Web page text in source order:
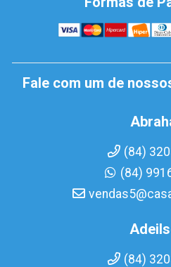
Fale com um de
(84)
(84)
(84)